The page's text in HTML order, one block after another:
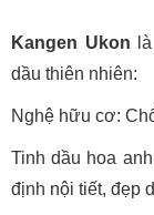
Kangen Ukon
dầu thiên nhiên:
Nghệ hữu cơ:
Tinh dầu hoa
định nội tiết, đẹp